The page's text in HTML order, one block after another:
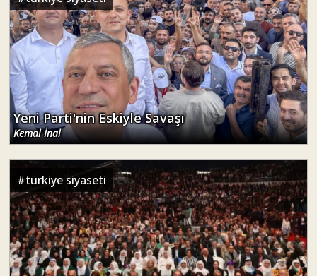
Yeni Parti'nin Eskiyle Savaşı
Kemal İnal
#türkiye siyaseti